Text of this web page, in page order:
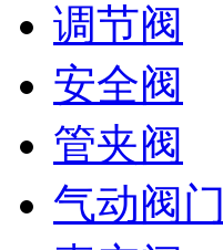
调节阀
安全阀
管夹阀
气动阀门